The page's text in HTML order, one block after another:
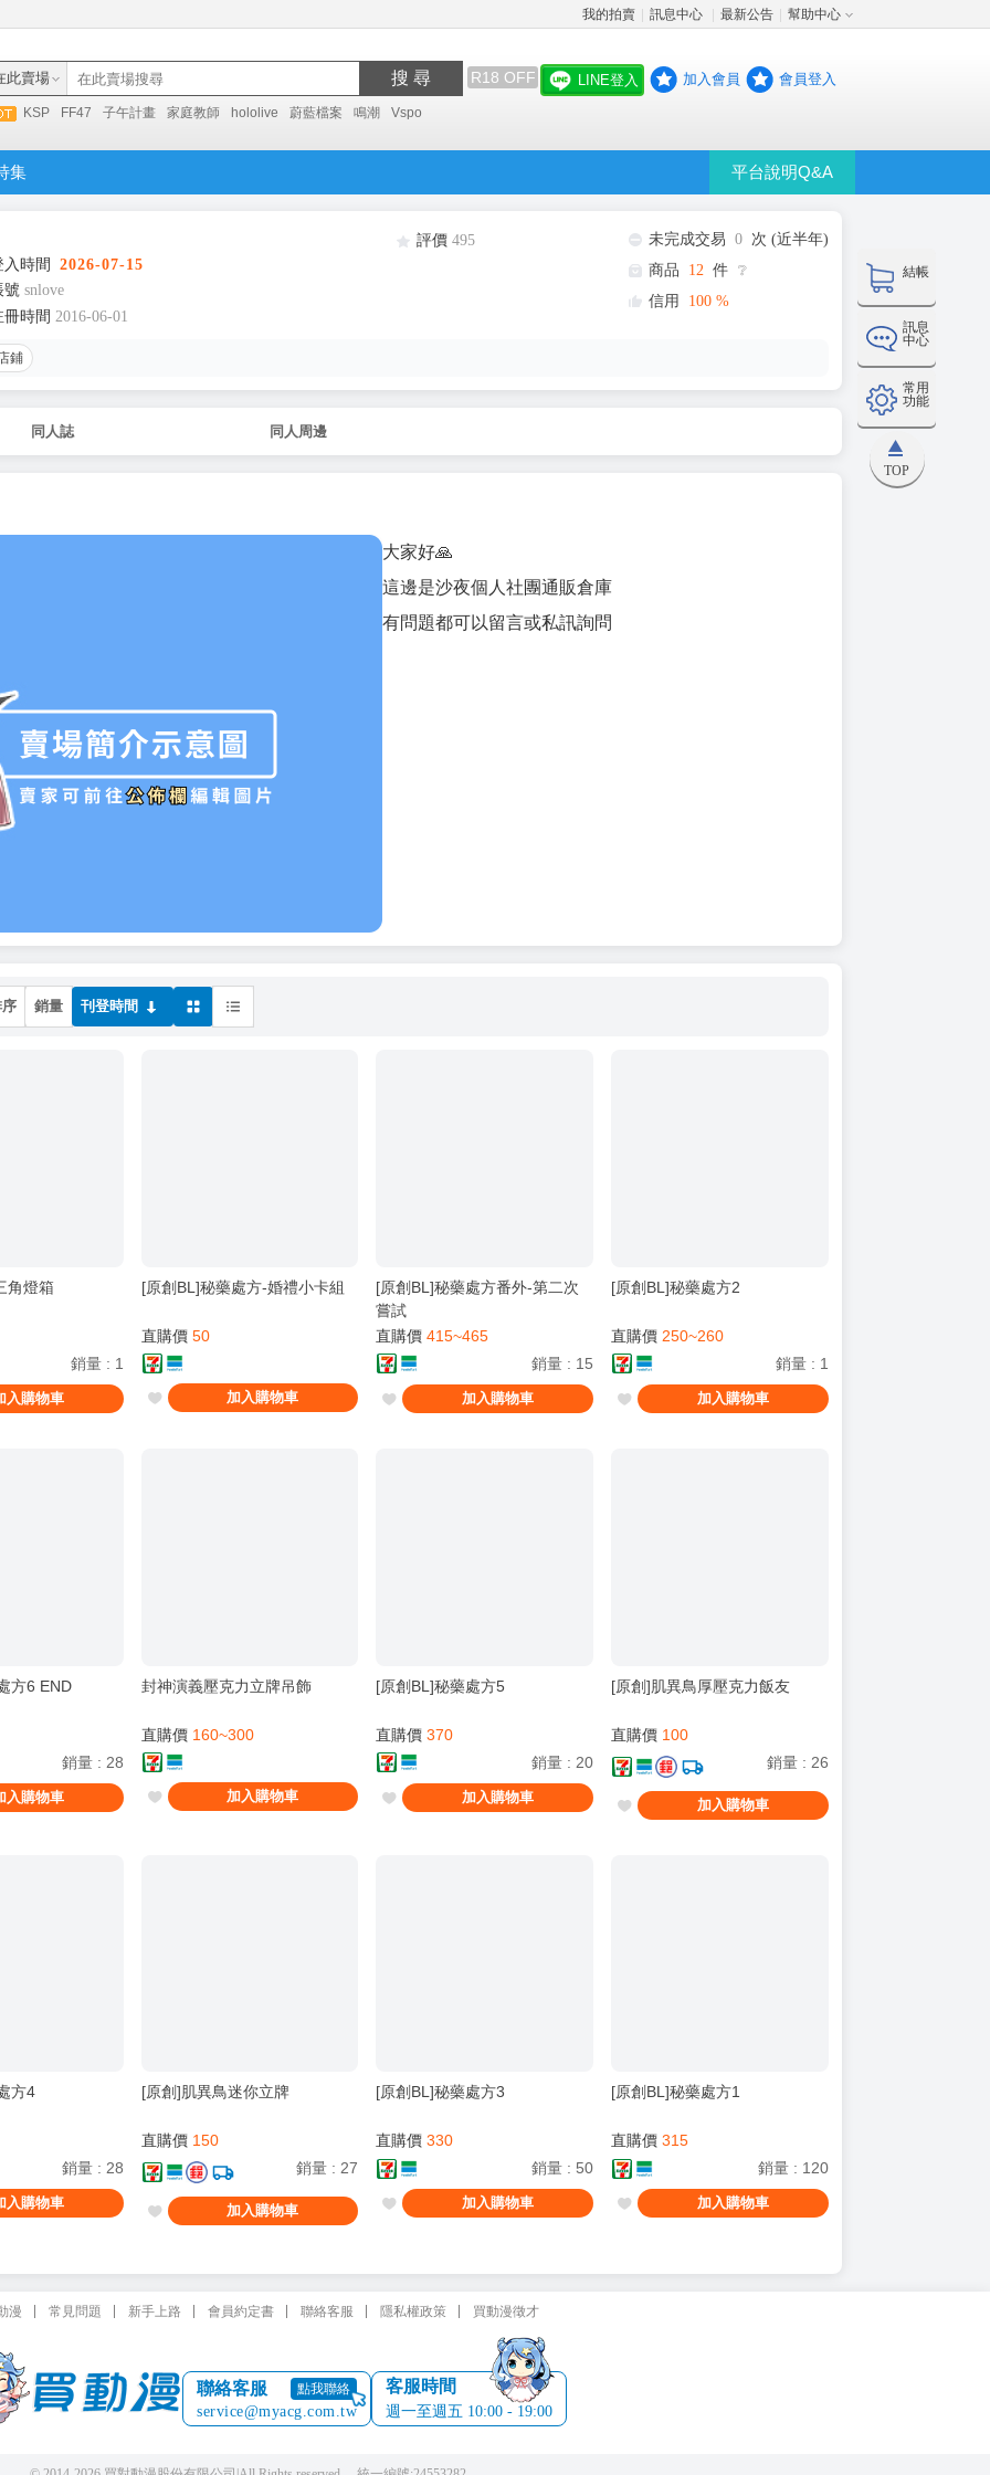
我的拍賣 訊息中心 最新公告 幫助中心
此賣場 搜 尋 R18 OFF
KSP FF47 子午計畫 家庭教師 hololive 蔚藍檔案 鳴潮 Vspo
LINE登入 加入會員 會員登入
集 平台說明Q&A
結帳
訊息
中心
常用
功能
TOP
時間
2026-07-15
號 snlove
時間 2016-06-01
評價 495 未完成交易 0 次 (近半年)
商品
12 件 ❔
信用
100 %
鋪
同人誌 同人周邊
大家好🙏
這邊是沙夜個人社團通販倉庫
有問題都可以留言或私訊詢問
銷量 刊登時間
角燈箱
銷量 : 1
入購物車
[原創BL]秘藥處方-婚禮小卡組
直購價 50
加入購物車
[原創BL]秘藥處方番外-第二次
嘗試
直購價 415~465
銷量 : 15
加入購物車
[原創BL]秘藥處方2
直購價 250~260
銷量 : 1
加入購物車
方6 END
銷量 : 28
入購物車
封神演義壓克力立牌吊飾
直購價 160~300
加入購物車
[原創BL]秘藥處方5
直購價 370
銷量 : 20
加入購物車
[原創]肌異鳥厚壓克力飯友
直購價 100
銷量 : 26
加入購物車
方4
銷量 : 28
入購物車
[原創]肌異鳥迷你立牌
直購價 150
銷量 : 27
加入購物車
[原創BL]秘藥處方3
直購價 330
銷量 : 50
加入購物車
[原創BL]秘藥處方1
直購價 315
銷量 : 120
加入購物車
漫 常見問題 新手上路 會員約定書 聯絡客服 隱私權政策 買動漫徵才
聯絡客服 點我聯絡
service@myacg.com.tw
客服時間
週一至週五 10:00 - 19:00